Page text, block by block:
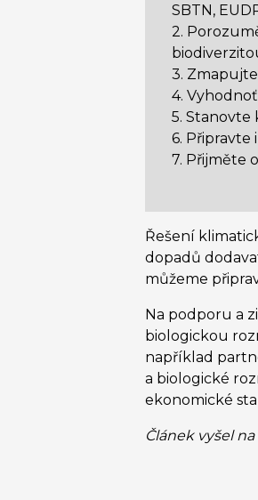
SBTN,
2.
3.
4.
5. Stanovte
6. Připravte
7. Přijměte
Řešení
dopadů
můžeme
Na podporu a
biologickou
například
a biologické
ekonomické
Článek vyšel